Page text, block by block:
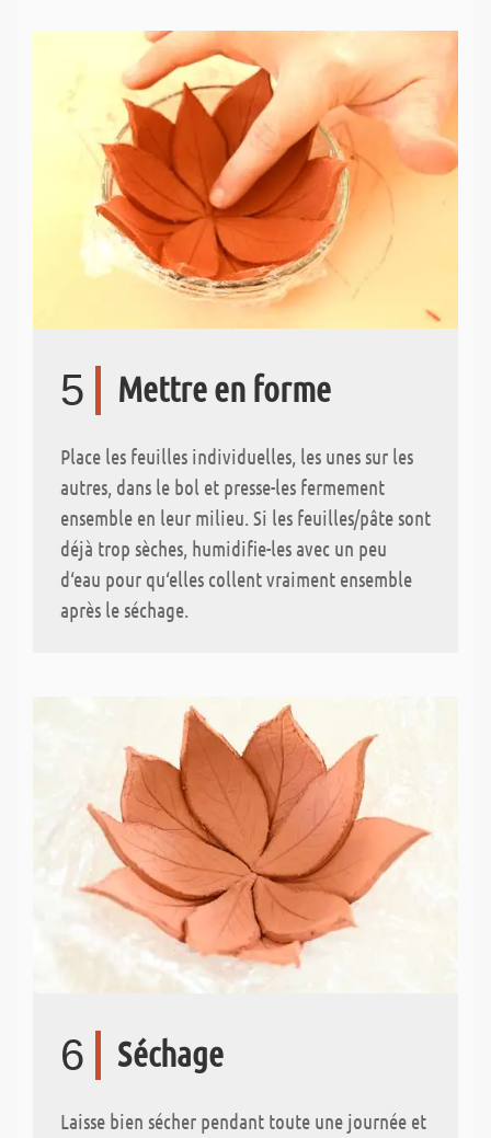
5 Mettre en forme
Place les feuilles individuelles, les unes sur les
autres, dans le bol et presse-les fermement
ensemble en leur milieu. Si les feuilles/pâte sont
déjà trop sèches, humidifie-les avec un peu
d‘eau pour qu‘elles collent vraiment ensemble
après le séchage.
6 Séchage
Laisse bien sécher pendant toute une journée et